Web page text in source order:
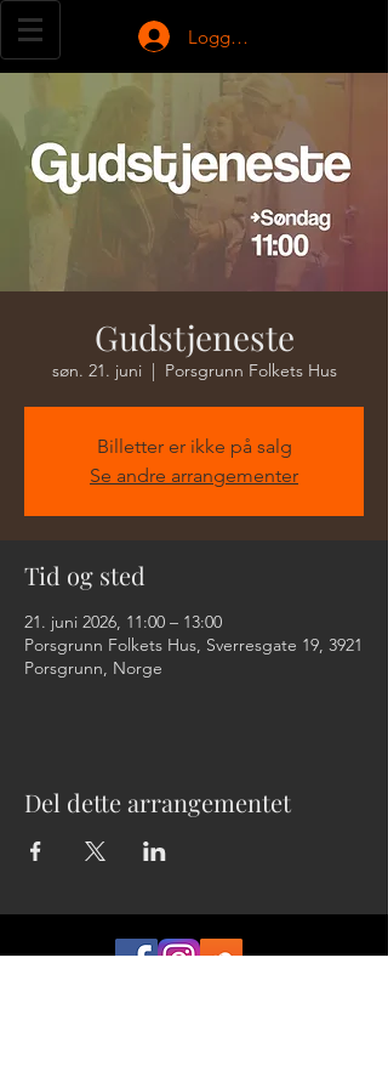
Logg inn
Gudstjeneste
søn. 21. juni
  |
Porsgrunn Folkets Hus
Billetter er ikke på salg
Se andre arrangementer
Tid og sted
21. juni 2026, 11:00 – 13:00
Porsgrunn Folkets Hus, Sverresgate 19, 3921
Porsgrunn, Norge
Del dette arrangementet